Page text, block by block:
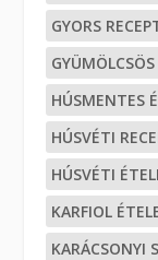
GYORS
HÚSMENTES
HÚSVÉTI
HÚSVÉTI
KARFIOL
KARÁCSONYI